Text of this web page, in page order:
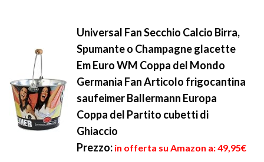
Universal Fan Secchio Calcio Birra,
Spumante o Champagne glacette
Em Euro WM Coppa del Mondo
Germania Fan Articolo frigocantina
saufeimer Ballermann Europa
Coppa del Partito cubetti di
Ghiaccio
Prezzo: in offerta su Amazon a: 49,95€